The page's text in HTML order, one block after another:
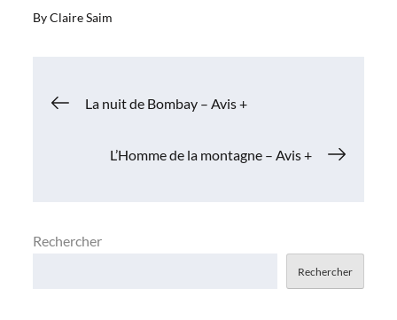
ByClaire Saim
Navigation
La nuit de Bombay – Avis +
L’Homme de la montagne – Avis +
Rechercher
Rechercher